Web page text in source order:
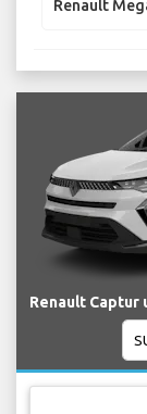
Renault
Renault